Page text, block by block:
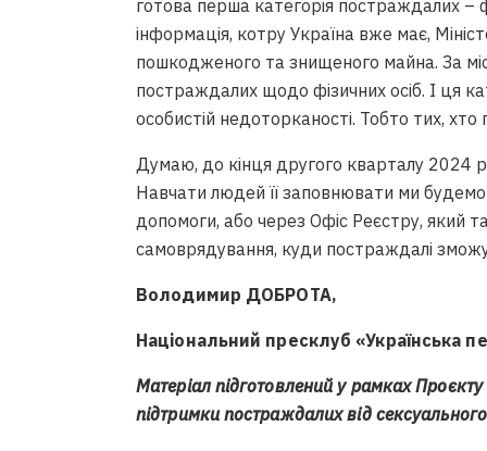
готова перша категорія постраждалих –
інформація, котру Україна вже має,
пошкодженого та знищеного майна. За
постраждалих щодо фізичних осіб. І ця
особистій недоторканості. Тобто тих,
Думаю, до кінця другого кварталу 2024
Навчати людей її заповнювати ми
допомоги, або через Офіс Реєстру, який
самоврядування, куди постраждалі
Володимир ДОБРОТА,
Національний пресклуб «Українська
Матеріал підготовлений у рамках
підтримки постраждалих від